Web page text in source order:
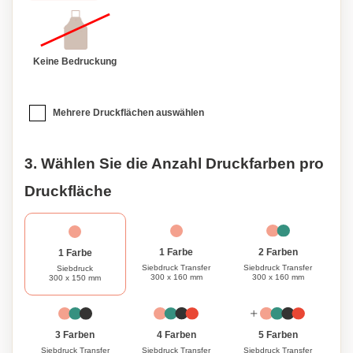
Sie sich bereit, entfesseln Sie Ihre Kreativität und setzen
Sie ein Statement mit unserer stilvollen und funktionellen
BBQ Schürze.
Keine Bedruckung
Mehrere Druckflächen auswählen
3. Wählen Sie die Anzahl Druckfarben pro
Druckfläche
1 Farbe
Siebdruck
300 x 150 mm
1 Farbe
Siebdruck Transfer
300 x 160 mm
2 Farben
Siebdruck Transfer
300 x 160 mm
3 Farben
Siebdruck Transfer
4 Farben
Siebdruck Transfer
5 Farben
Siebdruck Transfer